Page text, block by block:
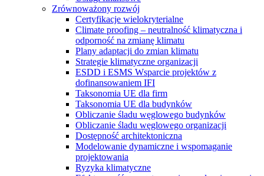
Zrównoważony rozwój
Certyfikacje wielokryterialne
Climate proofing – neutralność klimatyczna i
odporność na zmianę klimatu
Plany adaptacji do zmian klimatu
Strategie klimatyczne organizacji
ESDD i ESMS Wsparcie projektów z
dofinansowaniem IFI
Taksonomia UE dla firm
Taksonomia UE dla budynków
Obliczanie śladu węglowego budynków
Obliczanie śladu węglowego organizacji
Dostępność architektoniczna
Modelowanie dynamiczne i wspomaganie
projektowania
Ryzyka klimatyczne